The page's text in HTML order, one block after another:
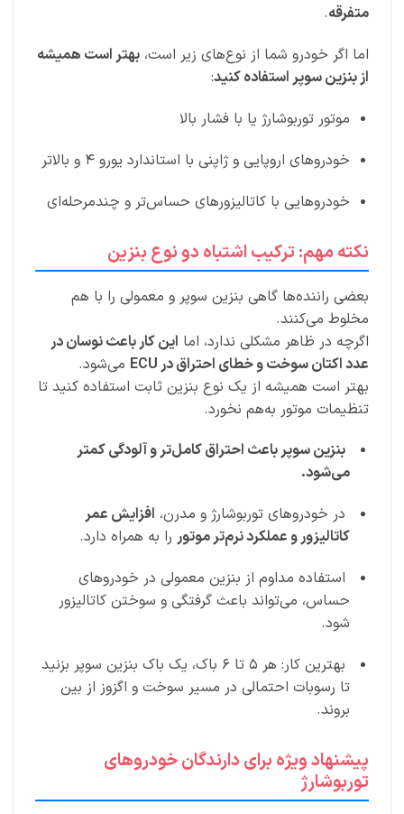
متفرقه.
اما اگر خودرو شما از نوع‌های زیر است، بهتر است همیشه
از بنزین سوپر استفاده کنید:
موتور توربوشارژ یا با فشار بالا
خودروهای اروپایی و ژاپنی با استاندارد یورو ۴ و بالاتر
خودروهایی با کاتالیزورهای حساس‌تر و چندمرحله‌ای
نکته مهم: ترکیب اشتباه دو نوع بنزین
بعضی راننده‌ها گاهی بنزین سوپر و معمولی را با هم
مخلوط می‌کنند.
اگرچه در ظاهر مشکلی ندارد، اما این کار باعث نوسان در
عدد اکتان سوخت و خطای احتراق در ECU
می‌شود.
بهتر است همیشه از یک نوع بنزین ثابت استفاده کنید تا
تنظیمات موتور به‌هم نخورد.
بنزین سوپر باعث احتراق کامل‌تر و آلودگی کمتر
می‌شود.
در خودروهای توربوشارژ و مدرن، افزایش عمر
کاتالیزور و عملکرد نرم‌تر موتوررا به همراه دارد.
استفاده مداوم از بنزین معمولی در خودروهای
حساس، می‌تواند باعث گرفتگی و سوختن کاتالیزور
شود.
بهترین کار: هر ۵ تا ۶ باک، یک باک بنزین سوپر بزنید
تا رسوبات احتمالی در مسیر سوخت و اگزوز از بین
بروند.
پیشنهاد ویژه برای دارندگان خودروهای
توربوشارژ